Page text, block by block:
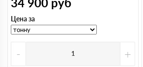
Цена за
- +